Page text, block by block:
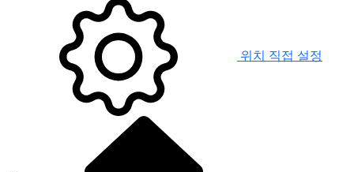
위치 직접 설정